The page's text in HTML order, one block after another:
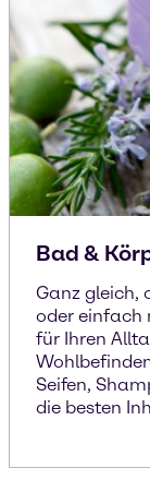
Bad &
Ganz gleich,
oder einfach
für Ihren
Seifen,
die besten